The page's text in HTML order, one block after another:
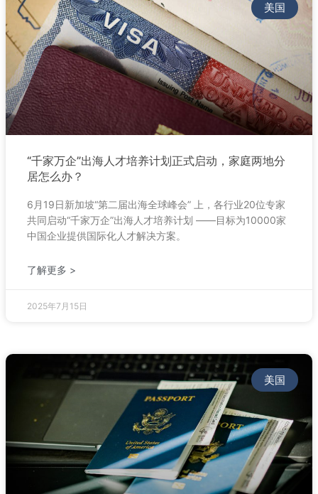
美国
“千家万企”出海人才培养计划正式启动，家庭两地分
居怎么办？
6月19日新加坡“第二届出海全球峰会” 上，各行业20位专家
共同启动“千家万企”出海人才培养计划 ——目标为10000家
中国企业提供国际化人才解决方案。
了解更多 >
2025年7月15日
美国